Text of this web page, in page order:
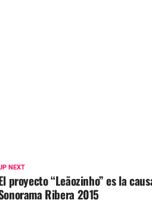
NEXT
proyecto “Leãozinho” es la
Ribera 2015